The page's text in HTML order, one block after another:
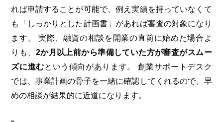
れば申請することが可能で、例え実績を持っていなくて
も「しっかりとした計画書」があれば審査の対象になり
ます。
実際、融資の相談を開業の直前に始めた場合よ
りも、 2か月以上前から準備していた方が審査がスムー
ズに進むという傾向があります。
創業サポートデスク
では、事業計画の骨子を一緒に確認してくれるので、早
めの相談が結果的に近道になります。